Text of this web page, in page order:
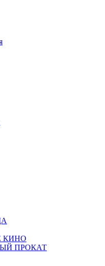
КИНО
ПРОКАТ